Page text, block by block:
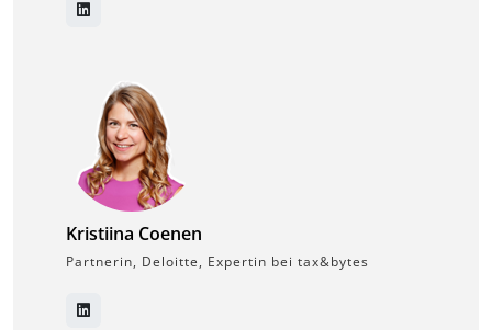
Kristiina Coenen
Partnerin, Deloitte, Expertin bei tax&bytes